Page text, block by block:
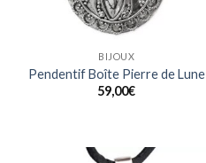
BIJOUX
Pendentif Boîte Pierre de Lune
59,00€